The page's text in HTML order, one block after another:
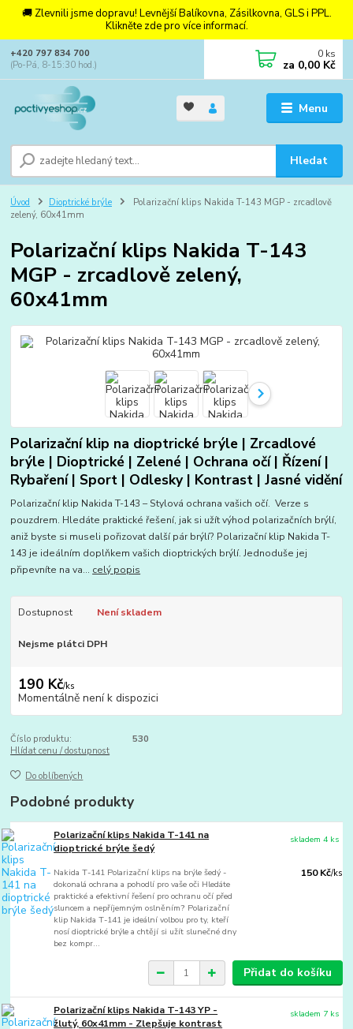
🚚 Zlevnili jsme dopravu! Levnější Balíkovna, Zásilkovna, GLS i PPL.
Klikněte zde pro více informací.
Menu
Hledat
+420 797 834 700
(Po-Pá, 8-15:30 hod.)
0 ks
za 0,00 Kč
Úvod Dioptrické brýle
Polarizační klips Nakida T-143 MGP - zrcadlově
zelený, 60x41mm
Polarizační klips Nakida T-143
MGP - zrcadlově zelený,
60x41mm
Polarizační klip na dioptrické brýle | Zrcadlové
brýle | Dioptrické | Zelené | Ochrana očí | Řízení |
Rybaření | Sport | Odlesky | Kontrast | Jasné vidění
Polarizační klip Nakida T-143 – Stylová ochrana vašich očí. Verze s
pouzdrem. Hledáte praktické řešení, jak si užít výhod polarizačních brýlí,
aniž byste si museli pořizovat další pár brýlí? Polarizační klip Nakida T-
143 je ideálním doplňkem vašich dioptrických brýlí. Jednoduše jej
připevníte na va... celý popis
Dostupnost Není skladem
Nejsme plátci DPH
190 Kč/ks
Momentálně není k dispozici
Číslo produktu:
530
Hlídat cenu / dostupnost
Do oblíbených
Podobné produkty
Polarizační klips Nakida T-141 na
dioptrické brýle šedý
Nakida T-141 Polarizační klips na brýle šedý -
dokonalá ochrana a pohodlí pro vaše oči Hledáte
praktické a efektivní řešení pro ochranu očí před
sluncem a nepříjemným oslněním? Polarizační
klip Nakida T-141 je ideální volbou pro ty, kteří
nosí dioptrické brýle a chtějí si užít slunečné dny
bez kompr...
150 Kč/ks
skladem 4 ks
Přidat do košíku
Polarizační klips Nakida T-143 YP -
žlutý, 60x41mm - Zlepšuje kontrast
skladem 7 ks